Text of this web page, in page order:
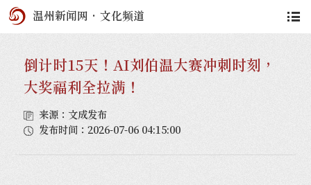
温州新闻网 · 文化频道
倒计时15天！AI刘伯温大赛冲刺时刻，
大奖福利全拉满！
来源：文成发布
发布时间：2026-07-06 04:15:00